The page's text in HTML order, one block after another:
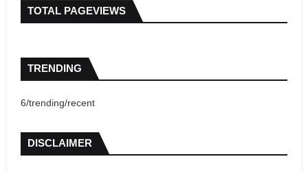
TOTAL PAGEVIEWS
TRENDING
6/trending/recent
DISCLAIMER